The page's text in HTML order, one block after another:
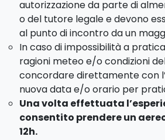
autorizzazione da parte di
o del tutore legale e devono
al punto di incontro da un
In caso di impossibilità a
ragioni meteo e/o condizioni
concordare direttamente con
nuova data e/o orario per
Una volta effettuata
consentito prendere un
12h.